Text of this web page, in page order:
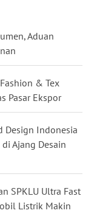
Aduan
& Tex
Pasar Ekspor
Design Indonesia
Ajang Desain
SPKLU Ultra Fast
Listrik Makin